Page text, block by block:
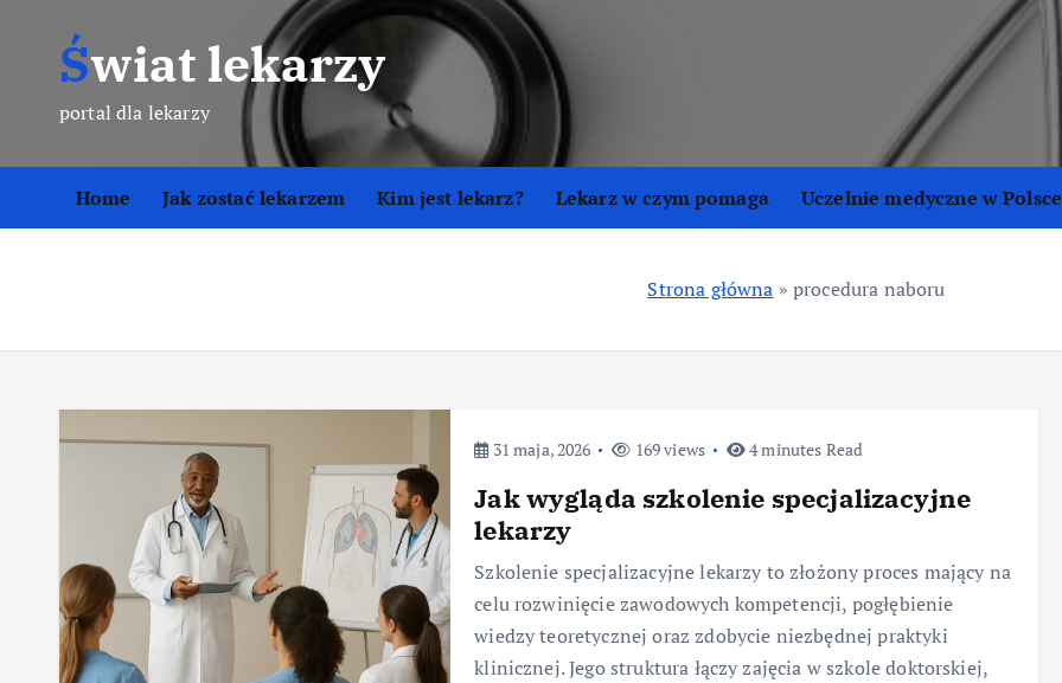
o
Świat lekarzy
portal dla lekarzy
Home Jak zostać lekarzem Kim jest lekarz? Lekarz w czym pomaga Uczelnie medyczne w Polsce
Strona główna » procedura naboru
31 maja, 2026 169 views 4 minutes Read
Jak wygląda szkolenie specjalizacyjne
lekarzy
Szkolenie specjalizacyjne lekarzy to złożony proces mający na
celu rozwinięcie zawodowych kompetencji, pogłębienie
wiedzy teoretycznej oraz zdobycie niezbędnej praktyki
klinicznej. Jego struktura łączy zajęcia w szkole doktorskiej,